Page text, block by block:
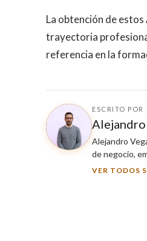
La obtención de
trayectoria
referencia en la
ESCRITO POR
Alejandro
Alejandro
de negocio,
VER TODOS